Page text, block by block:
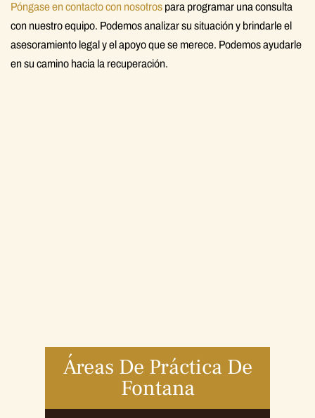
Póngase en contacto con nosotros para programar una consulta
con nuestro equipo. Podemos analizar su situación y brindarle el
asesoramiento legal y el apoyo que se merece. Podemos ayudarle
en su camino hacia la recuperación.
Áreas De Práctica De
Fontana